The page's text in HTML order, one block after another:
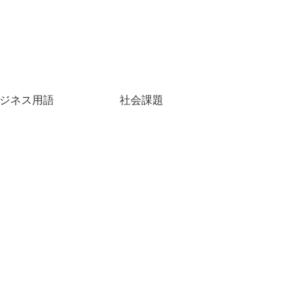
ネス用語 社会課題